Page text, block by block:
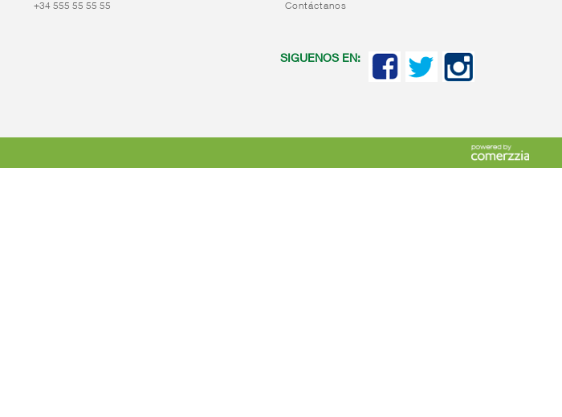
+34 555 55 55 55
Contáctanos
SIGUENOS EN: